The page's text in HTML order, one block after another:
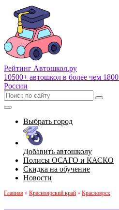
Рейтинг Автошкол.ру
10500+ автошкол в более чем
России
Выбрать город
Добавить автошколу
Полисы ОСАГО и КАСКО
Скидка на обучение
Новости
Главная » Красноярский край » Красноярск